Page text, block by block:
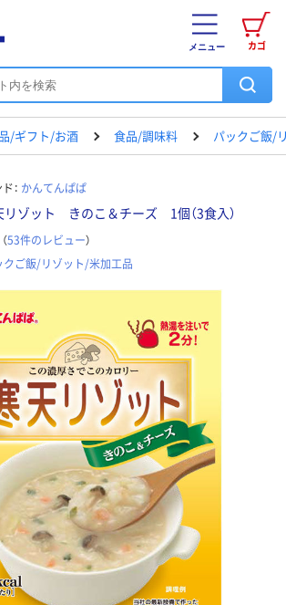
カゴ
メニュー
/ギフト/お酒 食品/調味料 パックご飯/
： かんてんぱぱ
ゾット きのこ＆チーズ 1個（3食入）
（53件のレビュー）
クご飯/リゾット/米加工品